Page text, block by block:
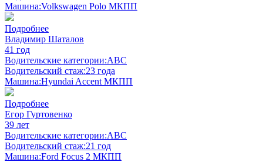
Машина:Volkswagen Polo МКПП
Подробнее
Владимир Шаталов
41 год
Водительские категории:ABC
Водительский стаж:23 года
Машина:Hyundai Accent МКПП
Подробнее
Егор Гуртовенко
39 лет
Водительские категории:ABC
Водительский стаж:21 год
Машина:Ford Focus 2 МКПП